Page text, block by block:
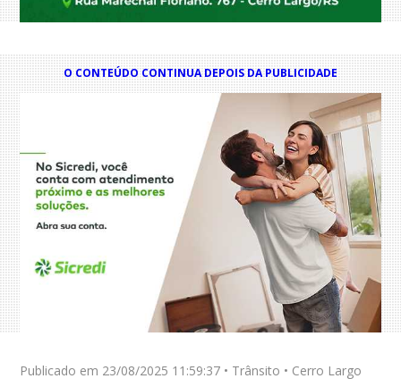
O CONTEÚDO CONTINUA DEPOIS DA PUBLICIDADE
Publicado em 23/08/2025 11:59:37 • Trânsito • Cerro Largo